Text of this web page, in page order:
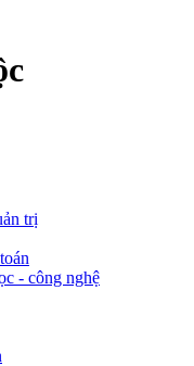
trị
- công nghệ